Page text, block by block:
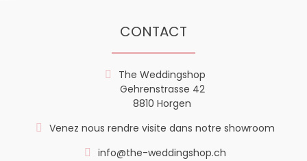
CONTACT
The Weddingshop
Gehrenstrasse 42
8810 Horgen
Venez nous rendre visite dans notre showroom
info@the-weddingshop.ch